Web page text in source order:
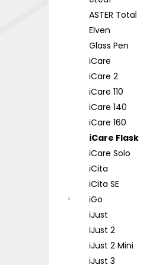
ASTER Total
Elven
Glass Pen
iCare
iCare 2
iCare 110
iCare 140
iCare 160
iCare Flask
iCare Solo
iCita
iCita SE
iGo
iJust
iJust 2
iJust 2 Mini
iJust 3
DEKANG DESERT
155 Kč
Původně:195 Kč